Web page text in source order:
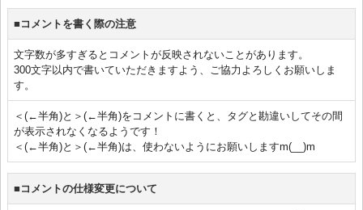
■コメントを書く際の注意
文字数が多すぎるとコメントが反映されないことがあります。
300文字以内で書いていただきますよう、ご協力よろしくお願いしま
す。
＜(←半角)と＞(←半角)をコメントに書くと、タグと勘違いしてその間
が表示されなくなるようです！
＜(←半角)と＞(←半角)は、使わないようにお願いしますm(__)m
■コメントの仕様変更について